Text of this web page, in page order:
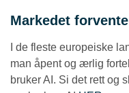
Markedet
I de fleste europeiske
man åpent og ærlig
bruker AI. Si det rett og